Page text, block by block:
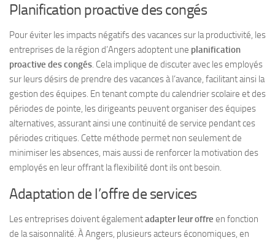
Planification proactive des congés
Pour éviter les impacts négatifs des vacances sur la productivité, les
entreprises de la région d’Angers adoptent une planification
proactive des congés. Cela implique de discuter avec les employés
sur leurs désirs de prendre des vacances à l’avance, facilitant ainsi la
gestion des équipes. En tenant compte du calendrier scolaire et des
périodes de pointe, les dirigeants peuvent organiser des équipes
alternatives, assurant ainsi une continuité de service pendant ces
périodes critiques. Cette méthode permet non seulement de
minimiser les absences, mais aussi de renforcer la motivation des
employés en leur offrant la flexibilité dont ils ont besoin.
Adaptation de l’offre de services
Les entreprises doivent égalementadapter leur offre en fonction
de la saisonnalité. À Angers, plusieurs acteurs économiques, en